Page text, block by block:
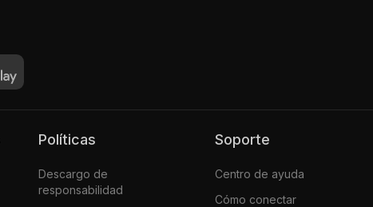
Políticas
Descargo de
responsabilidad
Soporte
Centro de ayuda
Cómo conectar